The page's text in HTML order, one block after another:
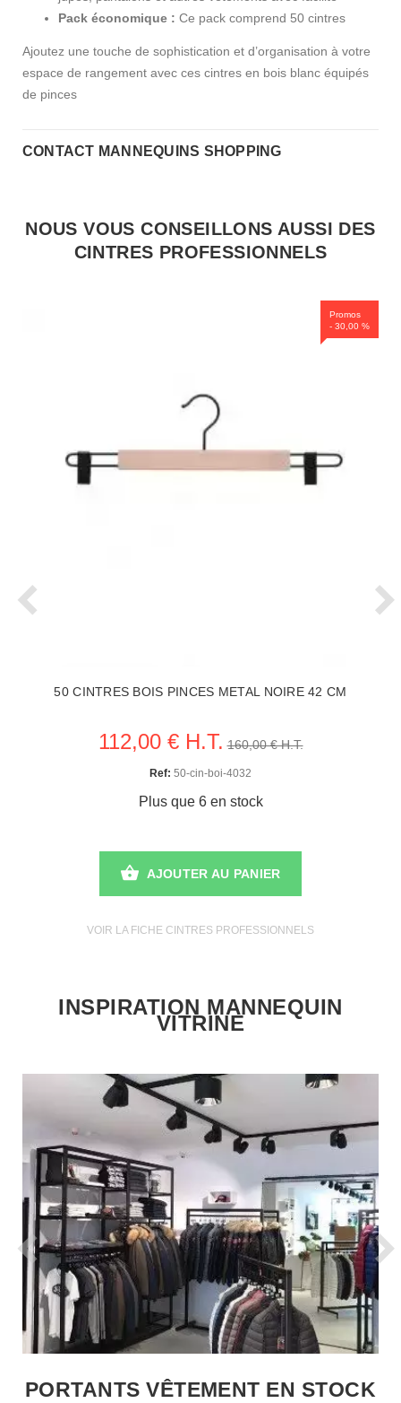
Pack économique : Ce pack comprend 50 cintres
Ajoutez une touche de sophistication et d’organisation à votre
espace de rangement avec ces cintres en bois blanc équipés
de pinces
CONTACT MANNEQUINS SHOPPING
NOUS VOUS CONSEILLONS AUSSI DES
CINTRES PROFESSIONNELS
Promos
- 30,00 %
50 CINTRES BOIS PINCES METAL NOIRE 42 CM
112,00 € H.T. 160,00 € H.T.
Ref: 50-cin-boi-4032
Plus que 6 en stock
AJOUTER AU PANIER
VOIR LA FICHE CINTRES PROFESSIONNELS
INSPIRATION MANNEQUIN
VITRINE
PORTANTS VÊTEMENT EN STOCK